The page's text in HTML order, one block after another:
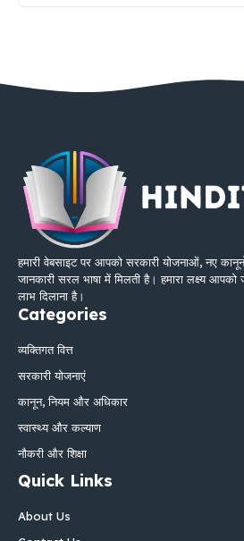
हमारी वेबसाइट पर आपको सरकारी योजनाओं, नए
जानकारी सरल भाषा में मिलती है। हमारा लक्ष्य
लाभ दिलाना है।
Categories
व्यक्तिगत वित्त
सरकारी योजनाएं
कानून, नियम और अधिकार
स्वास्थ्य और कल्याण
नौकरी और शिक्षा
Quick Links
About Us